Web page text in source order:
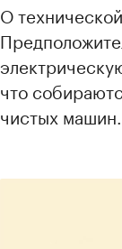
О
что
чистых машин.